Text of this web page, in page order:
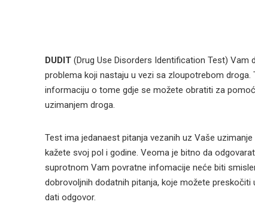
DUDIT (Drug Use Disorders Identification Test) Vam
problema koji nastaju u vezi sa zloupotrebom
informaciju o tome gdje se možete obratiti za
uzimanjem droga.
Test ima jedanaest pitanja vezanih uz Vaše
kažete svoj pol i godine. Veoma je bitno da
suprotnom Vam povratne infomacije neće biti
dobrovoljnih dodatnih pitanja, koje možete preskočiti
dati odgovor.